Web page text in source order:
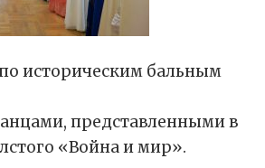
историческим бальным
представленными в
«Война и мир».